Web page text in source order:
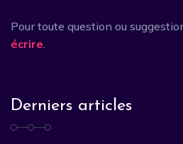
Pour toute question ou
écrire.
Derniers articles